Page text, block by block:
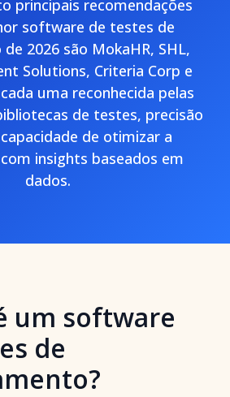
principais recomendações
software de testes de
2026 são MokaHR, SHL,
Solutions, Criteria Corp e
uma reconhecida pelas
de testes, precisão
de otimizar a
insights baseados em
dados.
um software
de